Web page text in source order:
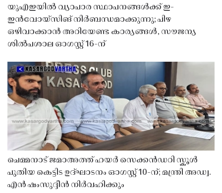
യുഎഇയിൽ വ്യാപാര സ്ഥാപനങ്ങൾക്ക് ഇ-
ഇൻവോയ്സിങ് നിർബന്ധമാക്കുന്നു; പിഴ
ഒഴിവാക്കാൻ അറിയേണ്ട കാര്യങ്ങൾ, സൗജന്യ
ശിൽപശാല ഓഗസ്റ്റ് 16-ന്
ചെമ്മനാട് ജമാഅത്ത് ഹയർ സെക്കൻഡറി സ്കൂൾ
പുതിയ കെട്ടിട ഉദ്ഘാടനം ഓഗസ്റ്റ് 10-ന്; മന്ത്രി അഡ്വ.
എൻ ഷംസുദ്ദീൻ നിർവഹിക്കും